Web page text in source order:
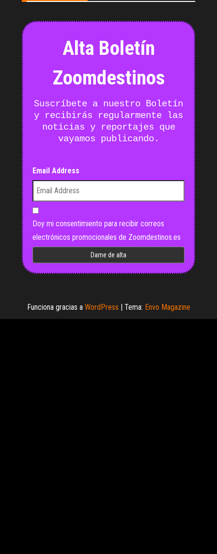
Alta Boletín
Zoomdestinos
Suscríbete a nuestro Boletín
y recibirás regularmente las
noticias y reportajes que
vayamos publicando.
Email Address
Doy mi consentimiento para recibir correos
electrónicos promocionales de Zoomdestinos.es
Funciona gracias a WordPress | Tema: Envo Magazine